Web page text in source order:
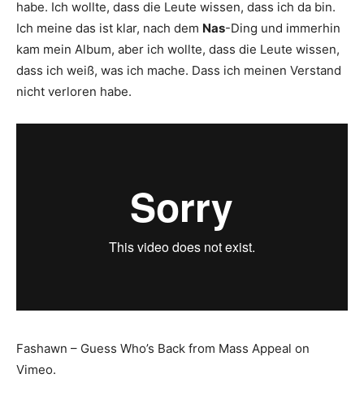
habe. Ich wollte, dass die Leute wissen, dass ich da bin.
Ich meine das ist klar, nach dem Nas-Ding und immerhin
kam mein Album, aber ich wollte, dass die Leute wissen,
dass ich weiß, was ich mache. Dass ich meinen Verstand
nicht verloren habe.
Fashawn – Guess Who’s Back from Mass Appeal on
Vimeo.